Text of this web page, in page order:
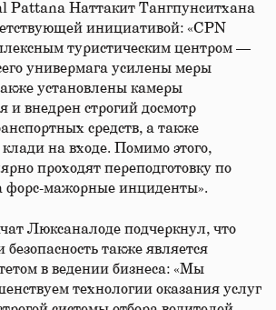
Pattana Наттакит Тангпунситхана
инициативой: «CPN
туристическим центром —
универмага усилены меры
установлены камеры
и внедрен строгий досмотр
средств, а также
на входе. Помимо этого,
проходят переподготовку по
форс-мажорные инциденты».
Люксаналоде подчеркнул, что
также является
в ведении бизнеса: «Мы
технологии оказания услуг